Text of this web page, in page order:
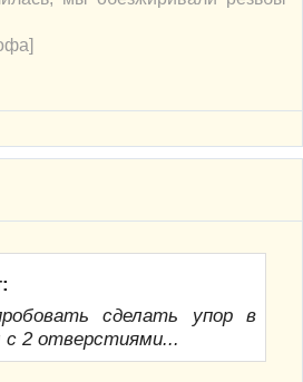
сделать упор в
с 2 отверстиями...